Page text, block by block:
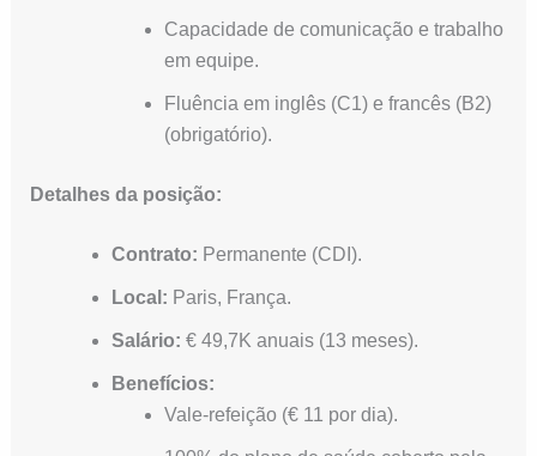
Capacidade de comunicação e trabalho
em equipe.
Fluência em inglês (C1) e francês (B2)
(obrigatório).
Detalhes da posição:
Contrato: Permanente (CDI).
Local: Paris, França.
Salário: € 49,7K anuais (13 meses).
Benefícios:
Vale-refeição (€ 11 por dia).